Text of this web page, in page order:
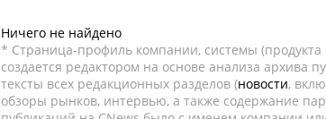
Ничего не найдено
* Страница-профиль компании, системы (продукта
создается редактором на основе анализа архива
тексты всех редакционных разделов (новости,
обзоры рынков, интервью, а также содержание